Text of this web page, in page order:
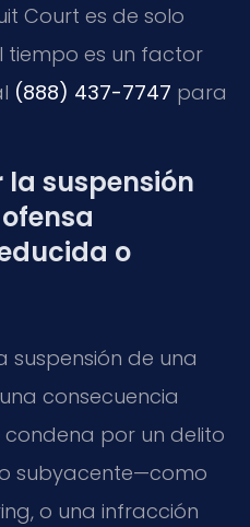
Court es de solo
tiempo es un factor
(888) 437-7747 para
la suspensión
o
suspensión de una
consecuencia
por un delito
subyacente—como
o una infracción